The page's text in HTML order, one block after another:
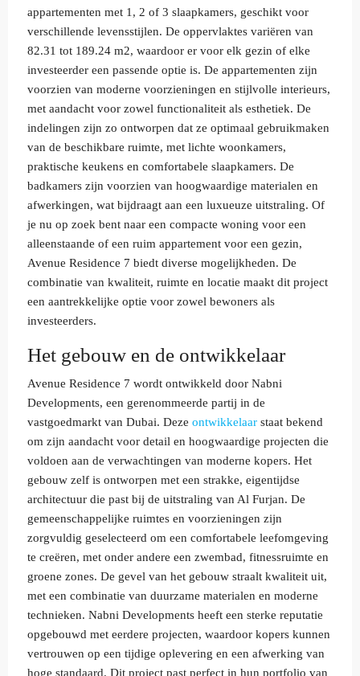
appartementen met 1, 2 of 3 slaapkamers, geschikt voor
verschillende levensstijlen. De oppervlaktes variëren van
82.31 tot 189.24 m2, waardoor er voor elk gezin of elke
investeerder een passende optie is. De appartementen zijn
voorzien van moderne voorzieningen en stijlvolle interieurs,
met aandacht voor zowel functionaliteit als esthetiek. De
indelingen zijn zo ontworpen dat ze optimaal gebruikmaken
van de beschikbare ruimte, met lichte woonkamers,
praktische keukens en comfortabele slaapkamers. De
badkamers zijn voorzien van hoogwaardige materialen en
afwerkingen, wat bijdraagt aan een luxueuze uitstraling. Of
je nu op zoek bent naar een compacte woning voor een
alleenstaande of een ruim appartement voor een gezin,
Avenue Residence 7 biedt diverse mogelijkheden. De
combinatie van kwaliteit, ruimte en locatie maakt dit project
een aantrekkelijke optie voor zowel bewoners als
investeerders.
Het gebouw en de ontwikkelaar
Avenue Residence 7 wordt ontwikkeld door Nabni
Developments, een gerenommeerde partij in de
vastgoedmarkt van Dubai. Deze ontwikkelaar staat bekend
om zijn aandacht voor detail en hoogwaardige projecten die
voldoen aan de verwachtingen van moderne kopers. Het
gebouw zelf is ontworpen met een strakke, eigentijdse
architectuur die past bij de uitstraling van Al Furjan. De
gemeenschappelijke ruimtes en voorzieningen zijn
zorgvuldig geselecteerd om een comfortabele leefomgeving
te creëren, met onder andere een zwembad, fitnessruimte en
groene zones. De gevel van het gebouw straalt kwaliteit uit,
met een combinatie van duurzame materialen en moderne
technieken. Nabni Developments heeft een sterke reputatie
opgebouwd met eerdere projecten, waardoor kopers kunnen
vertrouwen op een tijdige oplevering en een afwerking van
hoge standaard. Dit project past perfect in hun portfolio van